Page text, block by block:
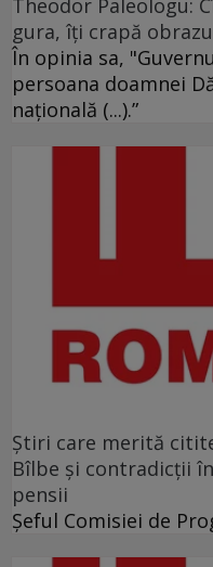
Theodor Paleologu:
gura, îţi crapă
În opinia sa,
persoana doamnei
naţională (...).”
Ştiri care merită
Bîlbe și contradicții
pensii
Șeful Comisiei de